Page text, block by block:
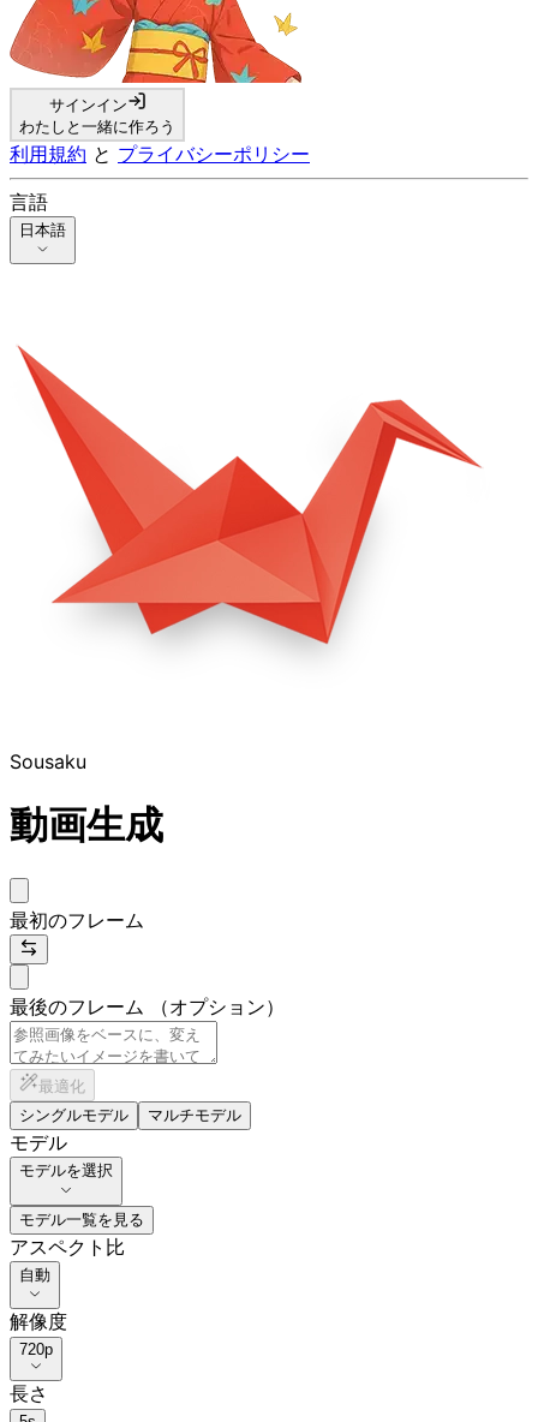
サインイン
わたしと一緒に作ろう
利用規約 と プライバシーポリシー
言語
日本語
Sousaku
動画生成
最初のフレーム
最後のフレーム （オプション）
最適化
シングルモデル
マルチモデル
モデル
モデルを選択
モデル一覧を見る
アスペクト比
自動
解像度
720p
長さ